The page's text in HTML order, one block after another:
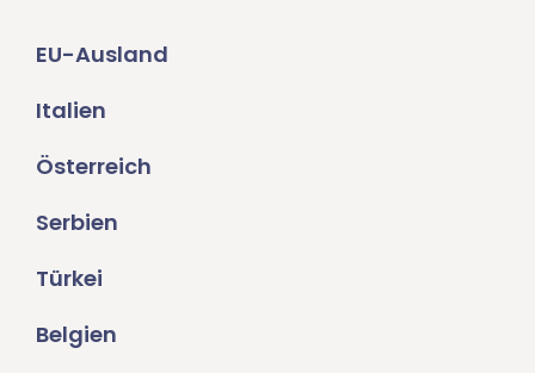
EU-Ausland
Italien
Österreich
Serbien
Türkei
Belgien